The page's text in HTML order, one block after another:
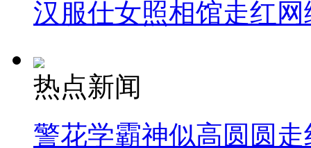
汉服仕女照相馆走红网
热点新闻
警花学霸神似高圆圆走